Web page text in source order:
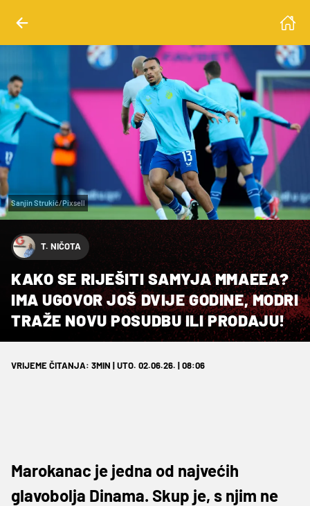
Sanjin Strukić/Pixsell
T. NIČOTA
KAKO SE RIJEŠITI SAMYJA MMAEEA?
IMA UGOVOR JOŠ DVIJE GODINE, MODRI
TRAŽE NOVU POSUDBU ILI PRODAJU!
VRIJEME ČITANJA: 3MIN | UTO. 02.06.26. | 08:06
Marokanac je jedna od najvećih
glavobolja Dinama. Skup je, s njim ne